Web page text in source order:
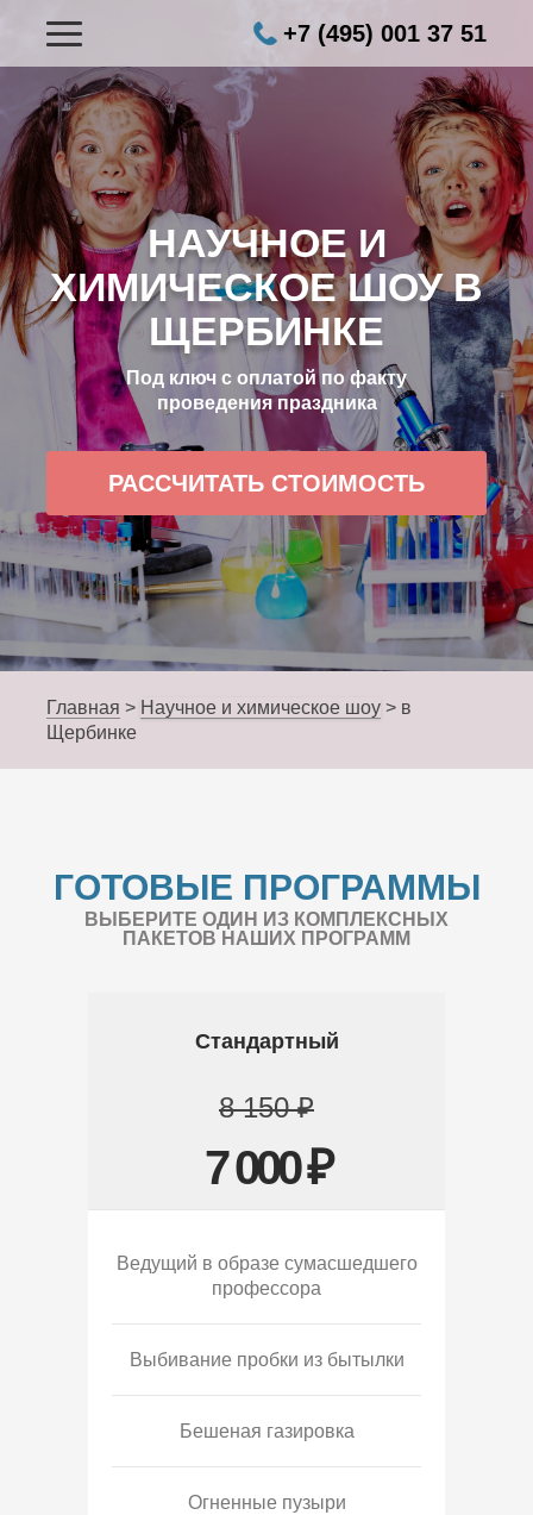
+7 (495) 001 37 51
НАУЧНОЕ И
ХИМИЧЕСКОЕ ШОУ В
ЩЕРБИНКЕ
Под ключ с оплатой по факту
проведения праздника
РАССЧИТАТЬ СТОИМОСТЬ
Главная > Научное и химическое шоу > в
Щербинке
ГОТОВЫЕ ПРОГРАММЫ
ВЫБЕРИТЕ ОДИН ИЗ КОМПЛЕКСНЫХ
ПАКЕТОВ НАШИХ ПРОГРАММ
Стандартный
8 150 ₽
7 000 ₽
Ведущий в образе сумасшедшего
профессора
Выбивание пробки из бытылки
Бешеная газировка
Огненные пузыри